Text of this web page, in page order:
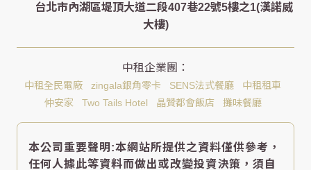
台北市內湖區堤頂大道二段407巷22號5樓之1(漢諾威
大樓)
中租全民電廠 zingala銀角零卡 SENS法式餐廳
中租租車
仲安家
Two Tails Hotel 晶贊都會飯店 攤味餐廳
本公司重要聲明:本網站所提供之資料僅供參考，
任何人據此等資料而做出或改變投資決策，須自